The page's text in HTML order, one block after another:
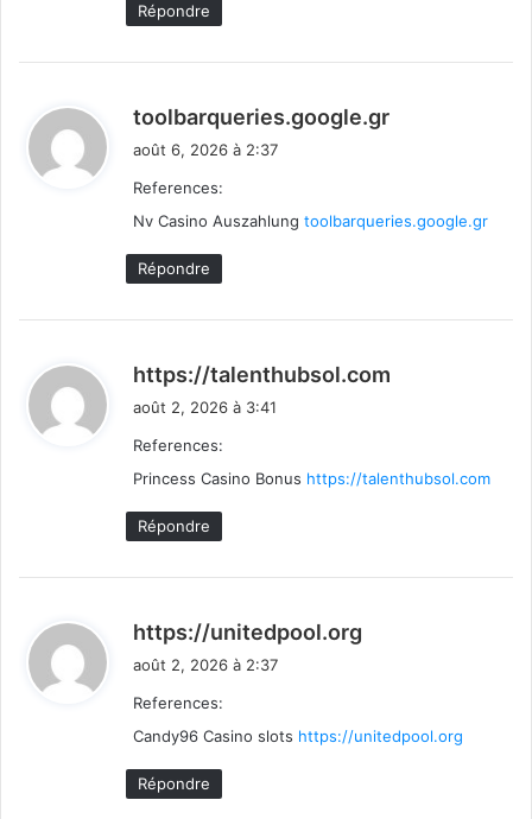
Répondre
toolbarqueries.google.gr
:
août 6, 2026 à 2:37
References:
Nv Casino Auszahlung toolbarqueries.google.gr
Répondre
https://talenthubsol.com
:
août 2, 2026 à 3:41
References:
Princess Casino Bonus https://talenthubsol.com
Répondre
https://unitedpool.org
:
août 2, 2026 à 2:37
References:
Candy96 Casino slots https://unitedpool.org
Répondre